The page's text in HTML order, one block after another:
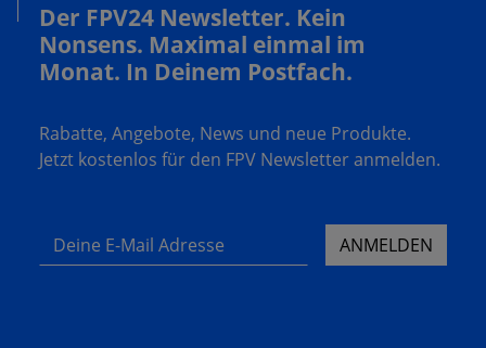
Der FPV24 Newsletter. Kein
Nonsens. Maximal einmal im
Monat. In Deinem Postfach.
Rabatte, Angebote, News und neue Produkte.
Jetzt kostenlos für den FPV Newsletter anmelden.
Deine E-Mail Adresse ANMELDEN